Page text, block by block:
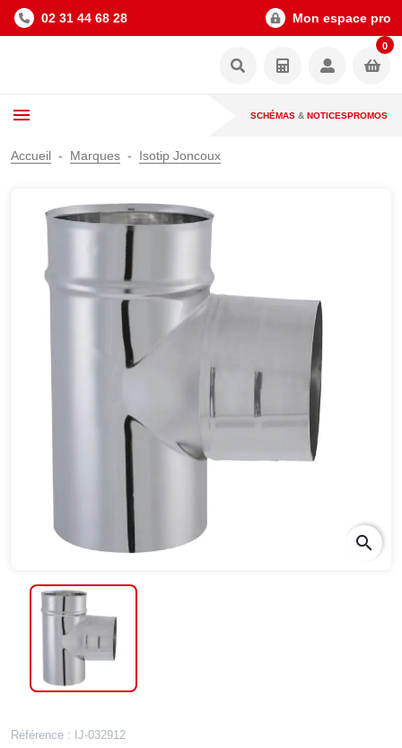
02 31 44 68 28 Mon espace pro
0
SCHÉMAS & NOTICESPROMOS
Accueil Marques Isotip Joncoux
search
Référence : IJ-032912